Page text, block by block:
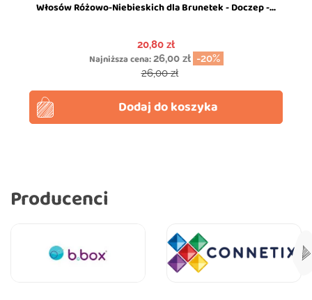
Włosów Różowo-Niebieskich dla Brunetek - Doczep -...
Cena
20,80 zł
Najniższa cena:26,00 zł -20%
Cena podstawowa
26,00 zł
Dodaj do koszyka
Producenci